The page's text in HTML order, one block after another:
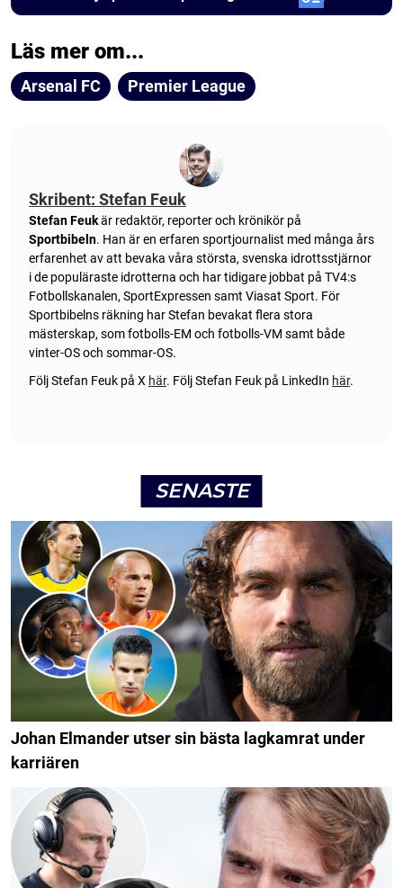
Läs mer om...
Arsenal FC Premier League
Skribent: Stefan Feuk
Stefan Feukär redaktör, reporter och krönikör på
Sportbibeln. Han är en erfaren sportjournalist med många års
erfarenhet av att bevaka våra största, svenska idrottsstjärnor
i de populäraste idrotterna och har tidigare jobbat på TV4:s
Fotbollskanalen, SportExpressen samt Viasat Sport. För
Sportbibelns räkning har Stefan bevakat flera stora
mästerskap, som fotbolls-EM och fotbolls-VM samt både
vinter-OS och sommar-OS.
Följ Stefan Feuk på X här. Följ Stefan Feuk på LinkedIn här.
SENASTE
Johan Elmander utser sin bästa lagkamrat under
karriären